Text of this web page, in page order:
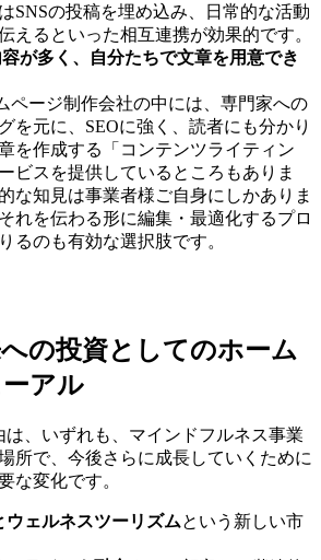
SNSの投稿を埋め込み、日常的な活動
えるといった相互連携が効果的です。
が多く、自分たちで文章を用意でき
ページ制作会社の中には、専門家への
を元に、SEOに強く、読者にも分かり
を作成する「コンテンツライティン
ビスを提供しているところもありま
な知見は事業者様ご自身にしかありま
れを伝わる形に編集・最適化するプロ
るのも有効な選択肢です。
の投資としてのホーム
アル
は、いずれも、マインドフルネス事業
所で、今後さらに成長していくために
な変化です。
ウェルネスツーリズムという新しい市